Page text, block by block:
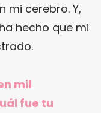
mi cerebro. Y,
hecho que mi
mil
fue tu